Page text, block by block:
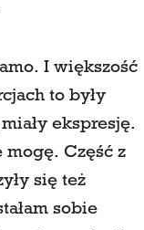
I większość
to były
ekspresję.
mogę. Część z
się też
sobie